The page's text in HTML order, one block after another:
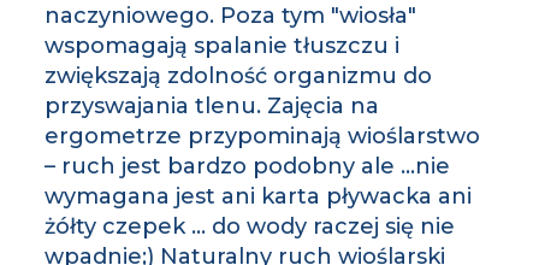
naczyniowego. Poza tym "wiosła"
wspomagają spalanie tłuszczu i
zwiększają zdolność organizmu do
przyswajania tlenu. Zajęcia na
ergometrze przypominają wioślarstwo
– ruch jest bardzo podobny ale …nie
wymagana jest ani karta pływacka ani
żółty czepek … do wody raczej się nie
wpadnie;) Naturalny ruch wioślarski